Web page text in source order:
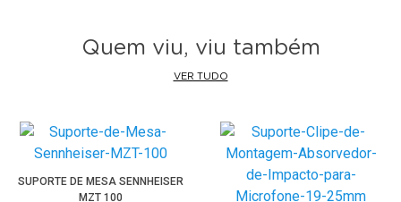
Quem viu, viu também
VER TUDO
SUPORTE DE MESA SENNHEISER
MZT 100